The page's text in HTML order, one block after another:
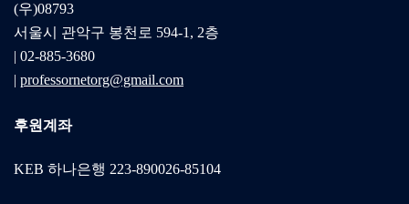
(우)08793
서울시 관악구 봉천로 594-1, 2층
| 02-885-3680
| professornetorg@gmail.com
후원계좌
KEB 하나은행 223-890026-85104